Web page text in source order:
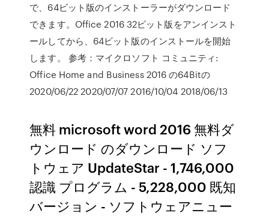
で、64ビット版のインストーラーがダウンロード
できます。Office 2016 32ビット版をアンインスト
ールしてから、64ビット版のインストールを開始
します。 参考：マイクロソフト コミュニティ:
Office Home and Business 2016 の64Bitの
2020/06/22 2020/07/07 2016/10/04 2018/06/13
無料 microsoft word 2016 無料ダ
ウンロード のダウンロード ソフ
トウェア UpdateStar - 1,746,000
認識 プログラム - 5,228,000 既知
バージョン - ソフトウェアニュー